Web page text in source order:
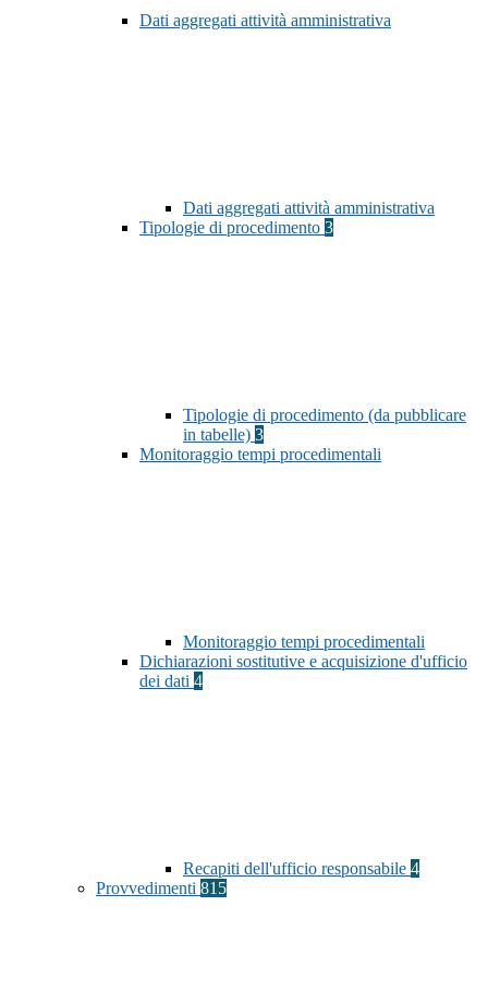
Dati aggregati attività amministrativa
Dati aggregati attività amministrativa
Tipologie di procedimento 3
Tipologie di procedimento (da pubblicare
in tabelle) 3
Monitoraggio tempi procedimentali
Monitoraggio tempi procedimentali
Dichiarazioni sostitutive e acquisizione d'ufficio
dei dati 4
Recapiti dell'ufficio responsabile 4
Provvedimenti 815